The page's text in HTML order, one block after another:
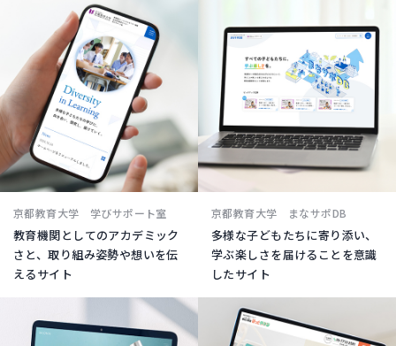
京都教育大学 学びサポート室
教育機関としてのアカデミック
さと、取り組み姿勢や想いを伝
えるサイト
京都教育大学 まなサポDB
多様な子どもたちに寄り添い、
学ぶ楽しさを届けることを意識
したサイト